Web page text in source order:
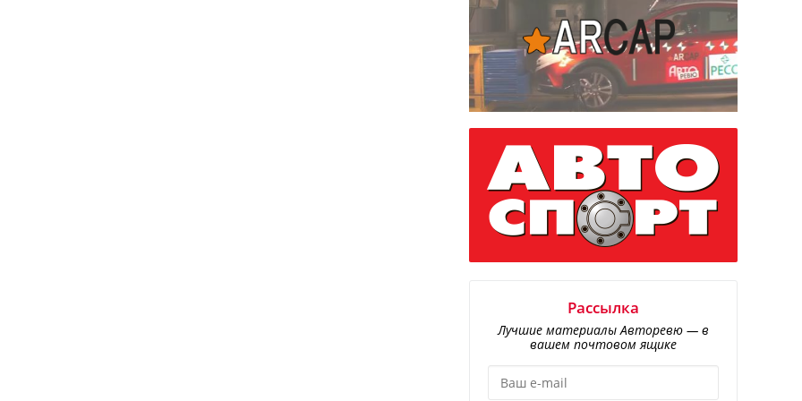
Рассылка
Лучшие материалы Авторевю — в
вашем почтовом ящике